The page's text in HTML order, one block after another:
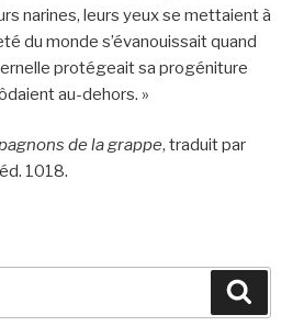
narines, leurs yeux se mettaient à
du monde s’évanouissait quand
protégeait sa progéniture
au-dehors. »
de la grappe, traduit par
1018.